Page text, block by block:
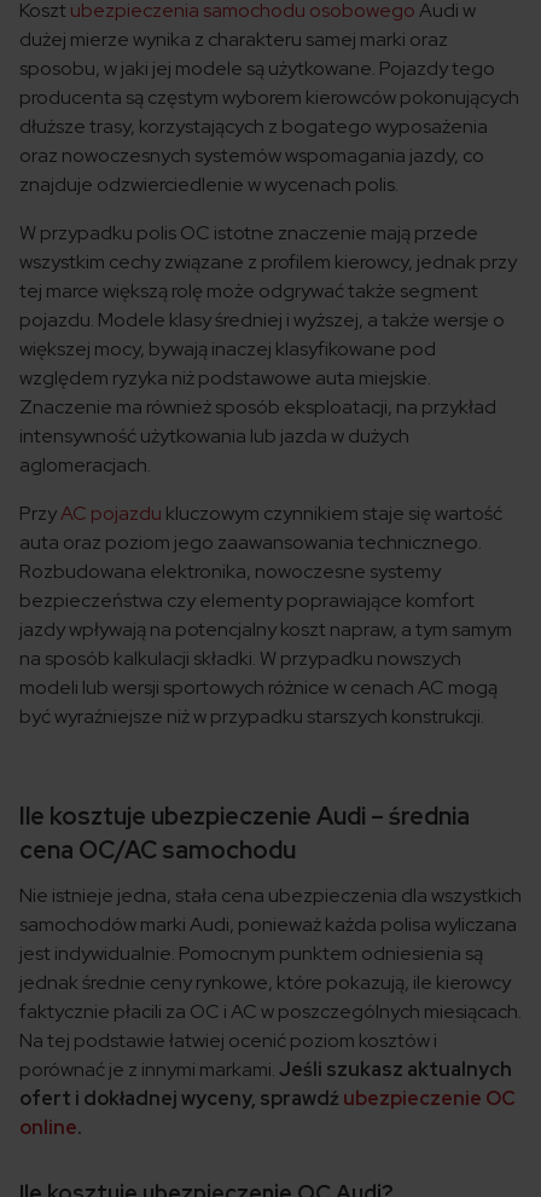
Koszt ubezpieczenia samochodu osobowegoAudi w
dużej mierze wynika z charakteru samej marki oraz
sposobu, w jaki jej modele są użytkowane. Pojazdy tego
producenta są częstym wyborem kierowców pokonujących
dłuższe trasy, korzystających z bogatego wyposażenia
oraz nowoczesnych systemów wspomagania jazdy, co
znajduje odzwierciedlenie w wycenach polis.
W przypadku polis OC istotne znaczenie mają przede
wszystkim cechy związane z profilem kierowcy, jednak przy
tej marce większą rolę może odgrywać także segment
pojazdu. Modele klasy średniej i wyższej, a także wersje o
większej mocy, bywają inaczej klasyfikowane pod
względem ryzyka niż podstawowe auta miejskie.
Znaczenie ma również sposób eksploatacji, na przykład
intensywność użytkowania lub jazda w dużych
aglomeracjach.
PrzyAC pojazdu kluczowym czynnikiem staje się wartość
auta oraz poziom jego zaawansowania technicznego.
Rozbudowana elektronika, nowoczesne systemy
bezpieczeństwa czy elementy poprawiające komfort
jazdy wpływają na potencjalny koszt napraw, a tym samym
na sposób kalkulacji składki. W przypadku nowszych
modeli lub wersji sportowych różnice w cenach AC mogą
być wyraźniejsze niż w przypadku starszych konstrukcji.
Ile kosztuje ubezpieczenie Audi – średnia
cena OC/AC samochodu
Nie istnieje jedna, stała cena ubezpieczenia dla wszystkich
samochodów marki Audi, ponieważ każda polisa wyliczana
jest indywidualnie. Pomocnym punktem odniesienia są
jednak średnie ceny rynkowe, które pokazują, ile kierowcy
faktycznie płacili za OC i AC w poszczególnych miesiącach.
Na tej podstawie łatwiej ocenić poziom kosztów i
porównać je z innymi markami.Jeśli szukasz aktualnych
ofert i dokładnej wyceny, sprawdź ubezpieczenie OC
online.